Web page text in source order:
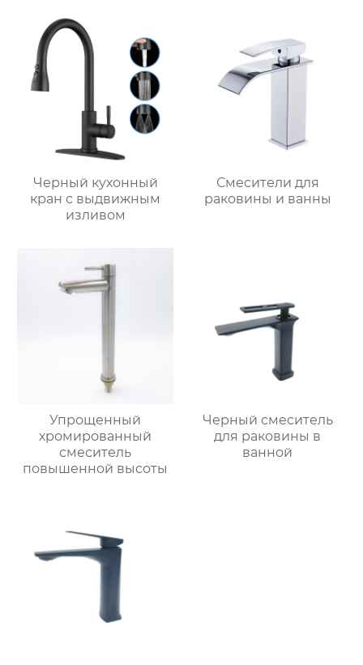
Черный кухонный
кран с выдвижным
изливом
Смесители для
раковины и ванны
Упрощенный
хромированный
смеситель
повышенной высоты
Черный смеситель
для раковины в
ванной